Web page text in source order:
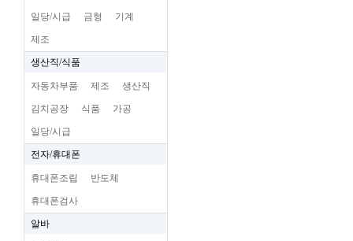
일당/시급 금형 기계
제조
생산직/식품
자동차부품 제조 생산직
김치공장 식품 가공
일당/시급
전자/휴대폰
휴대폰조립 반도체
휴대폰검사
알바